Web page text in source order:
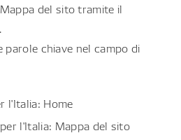
del sito tramite il
chiave nel campo di
l'Italia: Home
l'Italia: Mappa del sito